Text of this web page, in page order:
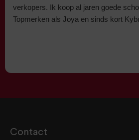
verkopers. Ik koop al jaren goede
Topmerken als Joya en sinds kort
Contact